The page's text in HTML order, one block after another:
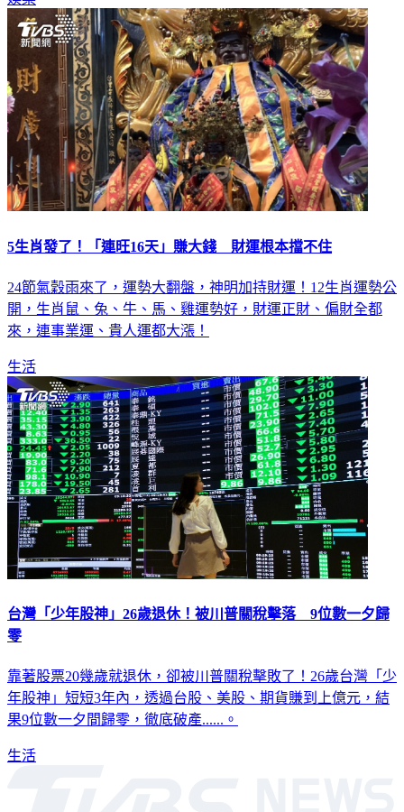
5生肖發了！「連旺16天」賺大錢 財運根本擋不住
24節氣穀雨來了，運勢大翻盤，神明加持財運！12生肖運勢公
開，生肖鼠、兔、牛、馬、雞運勢好，財運正財、偏財全都
來，連事業運、貴人運都大漲！
生活
台灣「少年股神」26歲退休！被川普關稅擊落 9位數一夕歸
零
靠著股票20幾歲就退休，卻被川普關稅擊敗了！26歲台灣「少
年股神」短短3年內，透過台股、美股、期貨賺到上億元，結
果9位數一夕間歸零，徹底破產......。
生活